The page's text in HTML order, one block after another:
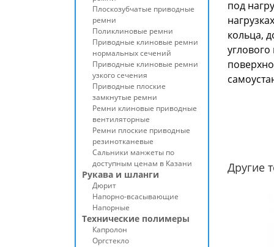
под
кольца,
Другие
Плоскозубчатые приводные
ремни
Поликлиновые ремни
Приводные клиновые ремни
нормальных сечений
Приводные клиновые ремни
узкого сечения
Приводные плоские
замкнутые ремни
Ремни клиновые приводные
вентиляторные
Ремни плоские приводные
резинотканевые
Сальники манжеты по
доступным ценам в Казани
Рукава и шланги
Дюрит
Напорно-всасывающие
Напорные
Технические полимеры
Капролон
Оргстекло